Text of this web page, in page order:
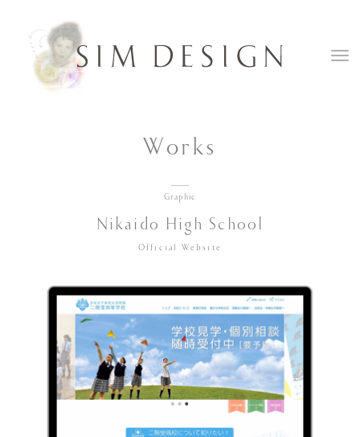
Works
Graphic
Nikaido High School
Official Website